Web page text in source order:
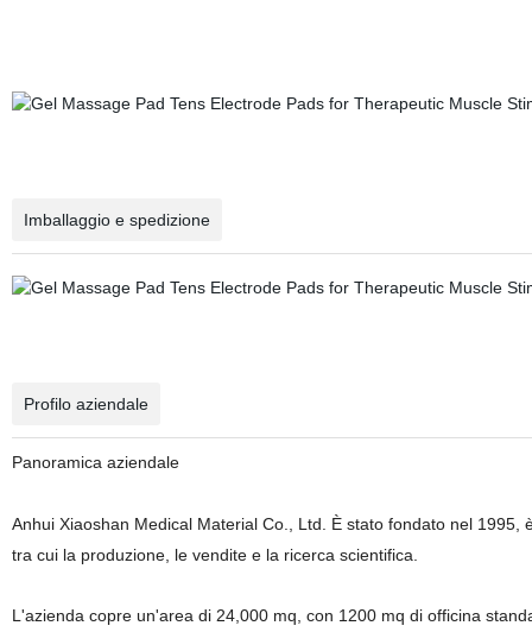
Imballaggio e spedizione
Profilo aziendale
Panoramica aziendale
Anhui Xiaoshan MedicalMaterialCo., Ltd. È stato fondatonel 1995,
tra cui la produzione, le vendite e la ricerca scientifica.
L'azienda copre un'area di 24,000 mq, con 1200 mq di officina